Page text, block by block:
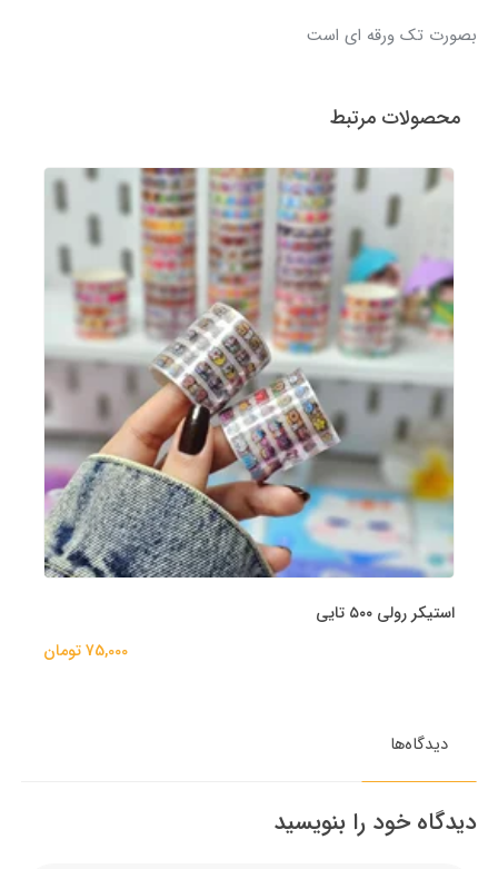
بصورت تک ورقه ای است
محصولات مرتبط
استیکر رولی ۵۰۰ تایی
75,000 تومان
دیدگاه‌ها
دیدگاه خود را بنویسید